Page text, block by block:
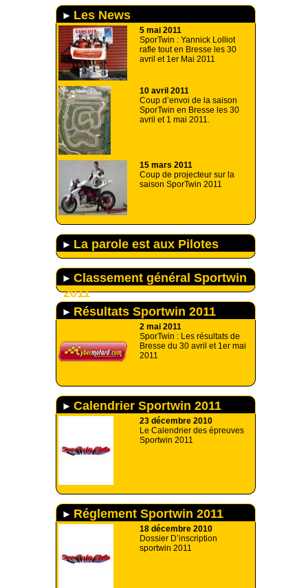
Les News
5 mai 2011
SporTwin : Yannick Lolliot
rafle tout en Bresse les 30
avril et 1er Mai 2011
10 avril 2011
Coup d’envoi de la saison
SporTwin en Bresse les 30
avril et 1 mai 2011.
15 mars 2011
Coup de projecteur sur la
saison SporTwin 2011
La parole est aux Pilotes
Classement général Sportwin
2011
Résultats Sportwin 2011
2 mai 2011
SporTwin : Les résultats de
Bresse du 30 avril et 1er mai
2011
Calendrier Sportwin 2011
23 décembre 2010
Le Calendrier des épreuves
Sportwin 2011
Réglement Sportwin 2011
18 décembre 2010
Dossier D’inscription
sportwin 2011